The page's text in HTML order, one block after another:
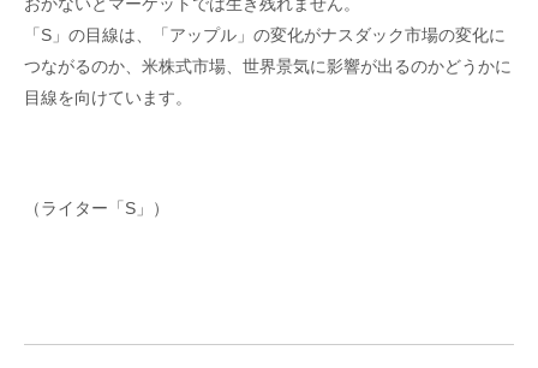
「S」の目線は、「アップル」の変化がナスダック市場の変化に
つながるのか、米株式市場、世界景気に影響が出るのかどうかに
目線を向けています。
（ライター「S」）